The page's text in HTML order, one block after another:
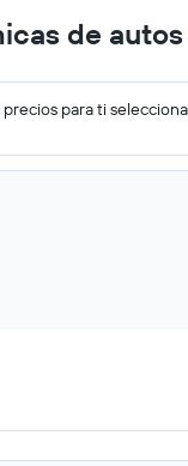
de
para ti